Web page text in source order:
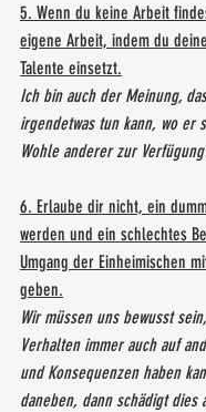
5. Wenn du keine Arbeit
eigene Arbeit, indem du
Talente einsetzt.
Ich bin auch der Meinung,
irgendetwas tun kann, wo er
Wohle anderer zur
6. Erlaube dir nicht, ein
werden und ein schlechtes
Umgang der Einheimischen
geben.
Wir müssen uns bewusst
Verhalten immer auch auf
und Konsequenzen haben
daneben, dann schädigt dies